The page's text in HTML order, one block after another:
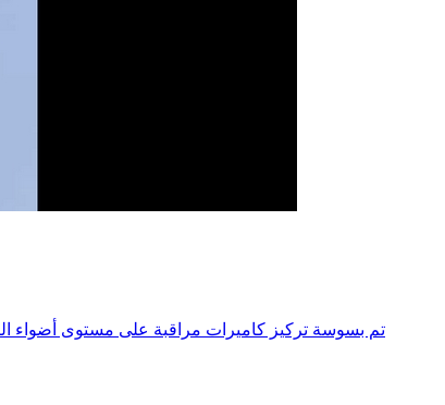
تم بسوسة تركيز كاميرات مراقبة على مستوى أضواء